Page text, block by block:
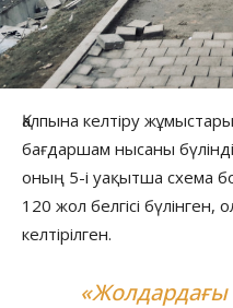
Қалпына келтіру
бағдаршам нысаны
оның 5-і уақытша схема
120 жол белгісі
келтірілген.
«Жолдардағы